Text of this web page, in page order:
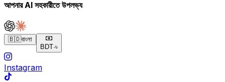
আপনার AI সহকারীতে উপলভ্য
🇧🇩বাংলা
BDT·৳
Instagram